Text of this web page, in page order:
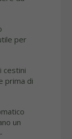
per
cestini
prima di
un